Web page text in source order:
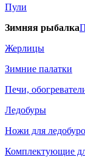
Пули
Зимняя рыбалка
Жерлицы
Зимние палатки
Печи,
Ледобуры
Ножи для
Комплектующие